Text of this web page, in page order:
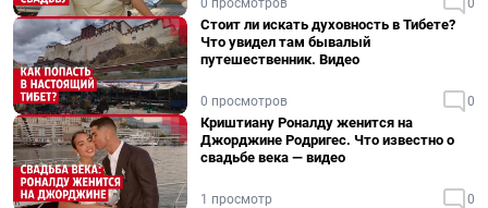
0 просмотров 0
Стоит ли искать духовность в Тибете?
Что увидел там бывалый
путешественник. Видео
0 просмотров 0
Криштиану Роналду женится на
Джорджине Родригес. Что известно о
свадьбе века — видео
1 просмотр 0